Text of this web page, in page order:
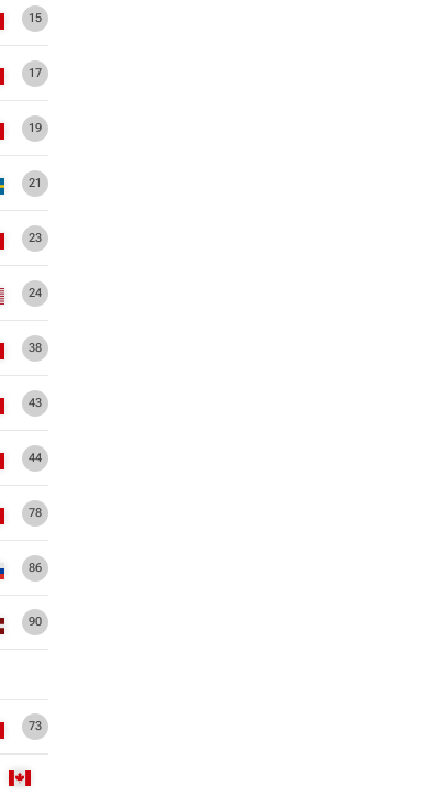
15
17
19
21
23
24
38
43
44
78
86
90
73